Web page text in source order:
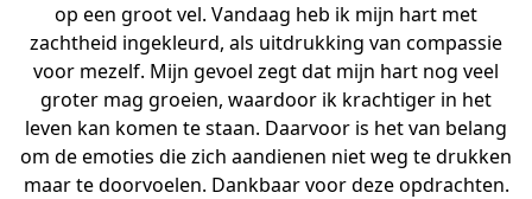
op een groot vel. Vandaag heb ik mijn hart met
zachtheid ingekleurd, als uitdrukking van compassie
voor mezelf. Mijn gevoel zegt dat mijn hart nog veel
groter mag groeien, waardoor ik krachtiger in het
leven kan komen te staan. Daarvoor is het van belang
om de emoties die zich aandienen niet weg te drukken
maar te doorvoelen. Dankbaar voor deze opdrachten.